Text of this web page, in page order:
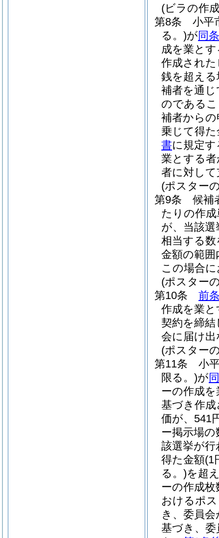
(ビラの作
第8条
小平
る。)が同条
成を業と
作成され
銭を超え
補者を通
のである
補者から
乗じて得
書に規定
業とする
者に対し
(ポスター
第9条
候補
たりの作
が、当該
相当する
金額の範
この場合
(ポスター
第10条
前
作成を業
契約を締
会に届け
(ポスター
第11条
小
限る。)が
ーの作成
基づき作
価が、541
ー掲示場
該選挙が
得た金額(1
る。)を超
ーの作成枚
おけるポ
き、委員
基づき、